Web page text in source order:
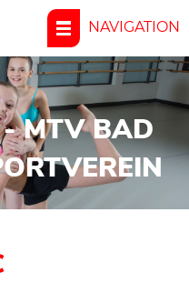
NAVIGATION
- MTV BAD